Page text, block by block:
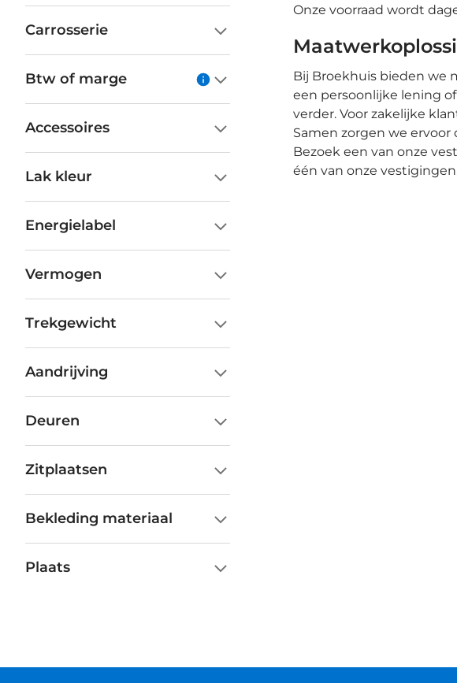
Carrosserie
Btw of marge
Accessoires
Lak kleur
Energielabel
Vermogen
Trekgewicht
Aandrijving
Deuren
Zitplaatsen
Bekleding materiaal
Plaats
Onze voorraad wordt
Bij Broekhuis bieden we
een persoonlijke lening
verder. Voor zakelijke
Samen zorgen we
Bezoek een van onze
één van onze